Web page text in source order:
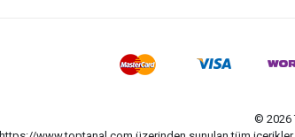
© 2026